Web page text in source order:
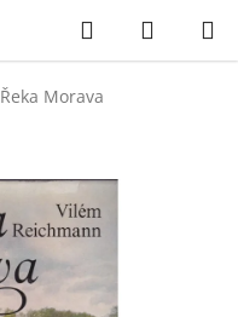
Hledat
KOŠÍK
Řeka Morava